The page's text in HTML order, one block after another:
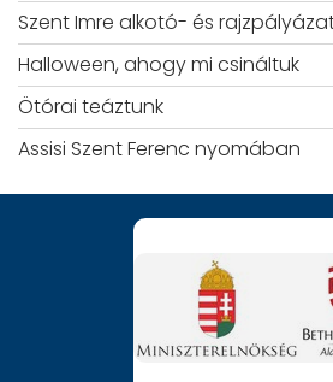
Szent Imre alkotó- és
Halloween, ahogy mi csináltuk
Ötórai teáztunk
Assisi Szent Ferenc nyomában